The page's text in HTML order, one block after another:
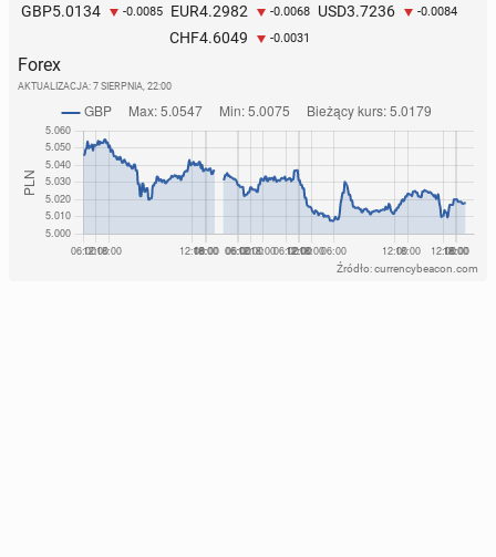
GBP5.0134 -0.0085 EUR4.2982 -0.0068 USD3.7236 -0.0084
CHF4.6049 -0.0031
Forex
AKTUALIZACJA: 7 SIERPNIA, 22:00
Źródło: currencybeacon.com